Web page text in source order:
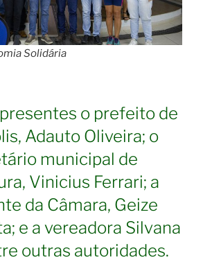
Solidária
o prefeito de
Adauto Oliveira; o
municipal de
Vinicius Ferrari; a
da Câmara, Geize
e a vereadora Silvana
outras autoridades.